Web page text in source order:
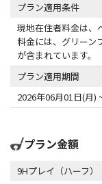
プラン適用条件
現地在住者料金は、
料金には、グリーン
が含まれています。
プラン適用期間
2026年06月01日(月)
プラン金額
9Hプレイ（ハーフ）